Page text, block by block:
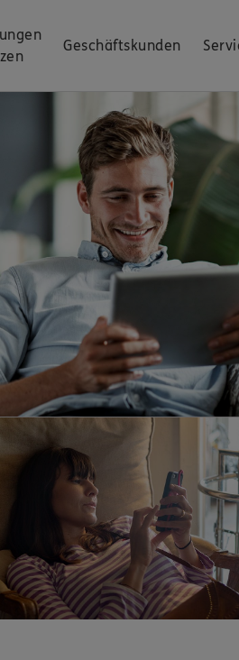
Geschäftskunden